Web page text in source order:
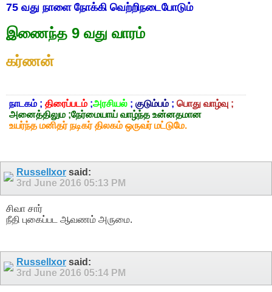
75 வது நாளை நோக்கி வெற்றிநடைபோடும்
இணைந்த 9 வது வாரம்
கர்ணன்
நாடகம் ; திரைப்படம் ;அரசியல் ; குடும்பம் ; பொது வாழ்வு ;
அனைத்திலும ;நேர்மையாய் வாழ்ந்த உன்னதமான
உயர்ந்த மனிதர் நடிகர் திலகம் ஒருவர் மட்டுமே.
Russellxor said:
3rd June 2016 05:13 PM
சிவா சார்
நீதி புகைப்பட ஆவணம் அருமை.
Russellxor said:
3rd June 2016 05:14 PM